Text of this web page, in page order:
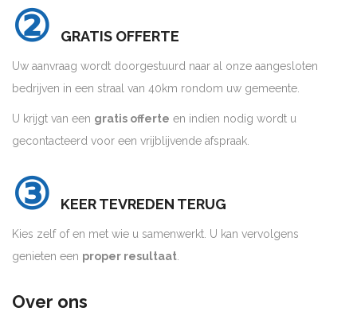
② GRATIS OFFERTE
Uw aanvraag wordt doorgestuurd naar al onze aangesloten
bedrijven in een straal van 40km rondom uw gemeente.
U krijgt van een gratis offerte en indien nodig wordt u
gecontacteerd voor een vrijblijvende afspraak.
③ KEER TEVREDEN TERUG
Kies zelf of en met wie u samenwerkt. U kan vervolgens
genieten een proper resultaat.
Over ons